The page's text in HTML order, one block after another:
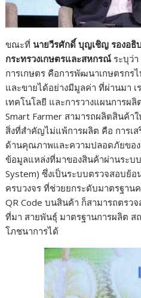
ขณะที่ นายวีรศักดิ์ บุญเชิญ รองอธิ
กระทรวงเกษตรและสหกรณ์ ระบุว่
การเกษตร คือการพัฒนาเกษตรก
และขายได้อย่างมีมูลค่า ที่ผ่านมา
เทคโนโลยี และการวางแผนการผลิ
Smart Farmer สามารถผลิตสินค้า
สิ่งที่สำคัญไม่แพ้การผลิต คือ การเ
ด้านคุณภาพและความปลอดภัยขอ
ข้อมูลแหล่งที่มาของสินค้าผ่านระบ
System) ซึ่งเป็นระบบตรวจสอบย้
ครบวงจร ที่ช่วยยกระดับมาตรฐาน
QR Code บนสินค้า ก็สามารถตร
ที่มา สายพันธุ์ มาตรฐานการผลิต
โภชนาการได้